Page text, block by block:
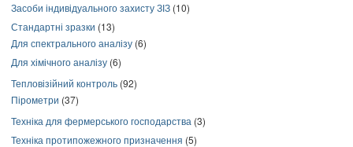
Засоби індивідуального захисту ЗІЗ (10)
Стандартні зразки (13)
Для спектрального аналізу (6)
Для хімічного аналізу (6)
Тепловізійний контроль (92)
Пірометри (37)
Техніка для фермерського господарства (3)
Техніка протипожежного призначення (5)